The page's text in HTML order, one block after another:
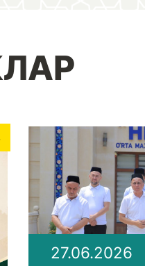
27.06.2026